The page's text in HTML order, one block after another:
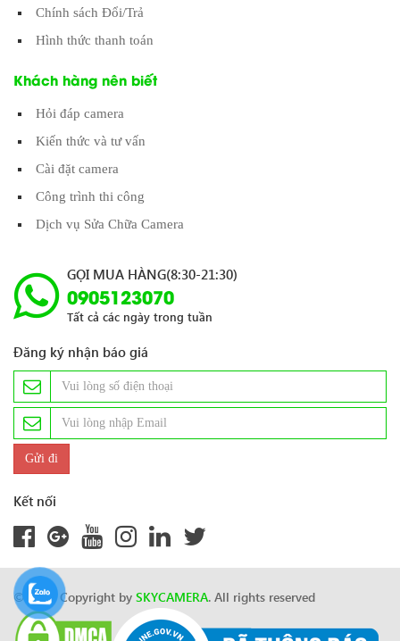
Chính sách Đổi/Trả
Hình thức thanh toán
Khách hàng nên biết
Hỏi đáp camera
Kiến thức và tư vấn
Cài đặt camera
Công trình thi công
Dịch vụ Sửa Chữa Camera
GỌI MUA HÀNG(8:30-21:30)
0905123070
Tất cả các ngày trong tuần
Đăng ký nhận báo giá
Kết nối
© 2024 Copyright by SKYCAMERA. All rights reserved